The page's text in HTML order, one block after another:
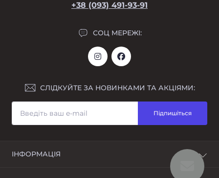
+38 (093) 491-93-91
СОЦ МЕРЕЖІ:
СЛІДКУЙТЕ ЗА НОВИНКАМИ ТА АКЦІЯМИ:
Підпишіться
ІНФОРМАЦІЯ